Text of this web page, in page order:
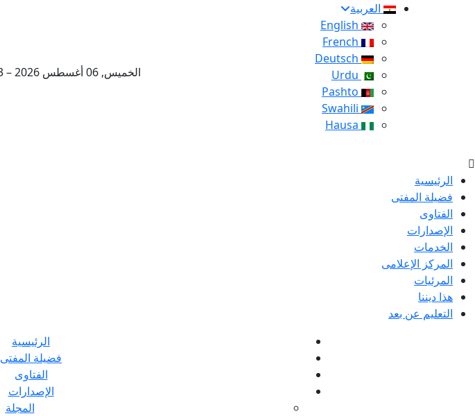
العربية
الخميس, 06 أغسطس 2026 – 23 صفر 1448 هـ
الرئيسية
فضيلة المفتى
الفتاوى
الإصدارات
الخدمات
المركز الإعلامى
المرئيات
هذا ديننا
التعليم عن بعد
الرئيسية
فضيلة المفتى
الفتاوى
الإصدارات
المجلة